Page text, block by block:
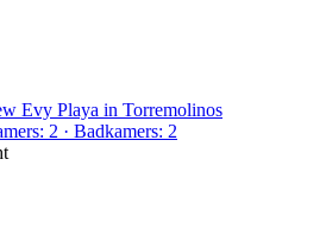
Evy Playa in Torremolinos
2 · Badkamers: 2